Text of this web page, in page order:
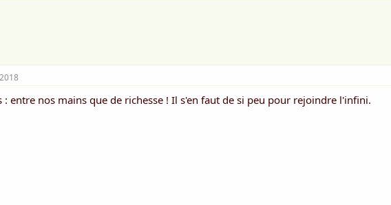
: entre nos mains que de richesse ! Il s'en faut de si peu pour rejoindre l'infini.